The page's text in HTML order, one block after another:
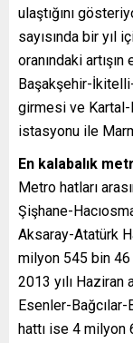
ulaştığını
sayısında bir yıl
oranındaki
Başakşehir-
girmesi ve Kartal-
istasyonu ile
En kalabalık
Metro hatları
Şişhane-
Aksaray-Atatürk
milyon 545 bin 46
2013 yılı Haziran
Esenler-
hattı ise 4 milyon